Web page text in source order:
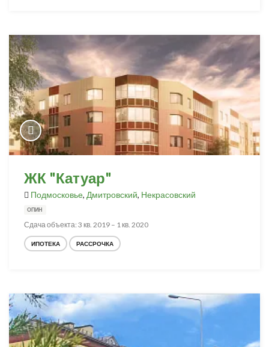
ЖК "Катуар"
Подмосковье, Дмитровский, Некрасовский
ОПИН
Сдача объекта: 3 кв. 2019 – 1 кв. 2020
ИПОТЕКА РАССРОЧКА